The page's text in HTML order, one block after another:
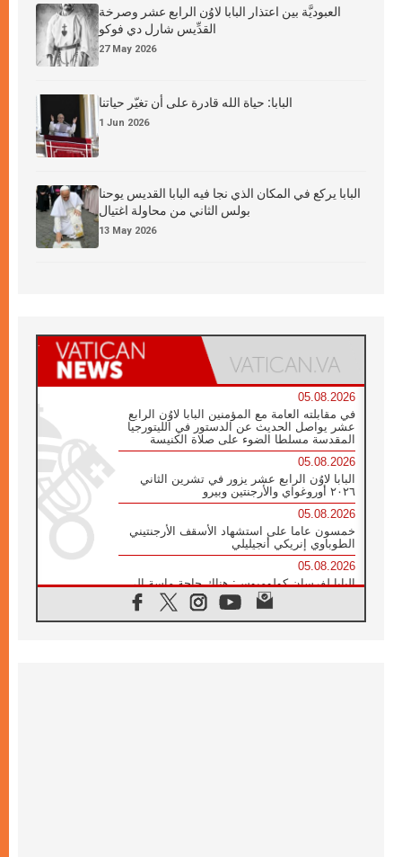
العبوديَّة بين اعتذار البابا لاوُن الرابع عشر وصرخة
القدِّيس شارل دي فوكو
27 May 2026
البابا: حياة الله قادرة على أن تغيّر حياتنا
1 Jun 2026
البابا يركع في المكان الذي نجا فيه البابا القديس يوحنا
بولس الثاني من محاولة اغتيال
13 May 2026
05.08.2026
في مقابلته العامة مع المؤمنين البابا لاوُن الرابع
عشر يواصل الحديث عن الدستور في الليتورجيا
المقدسة مسلطا الضوء على صلاة الكنيسة
05.08.2026
البابا لاوُن الرابع عشر يزور في تشرين الثاني
٢٠٢٦ أوروغواي والأرجنتين وبيرو
05.08.2026
خمسون عاما على استشهاد الأسقف الأرجنتيني
الطوباوي إنريكي أنجيليلي
05.08.2026
البابا لفرسان كولومبوس: هناك حاجة ماسة إلى
أنبياء تناغم يسعون إلى بناء الجسور
04.08.2026